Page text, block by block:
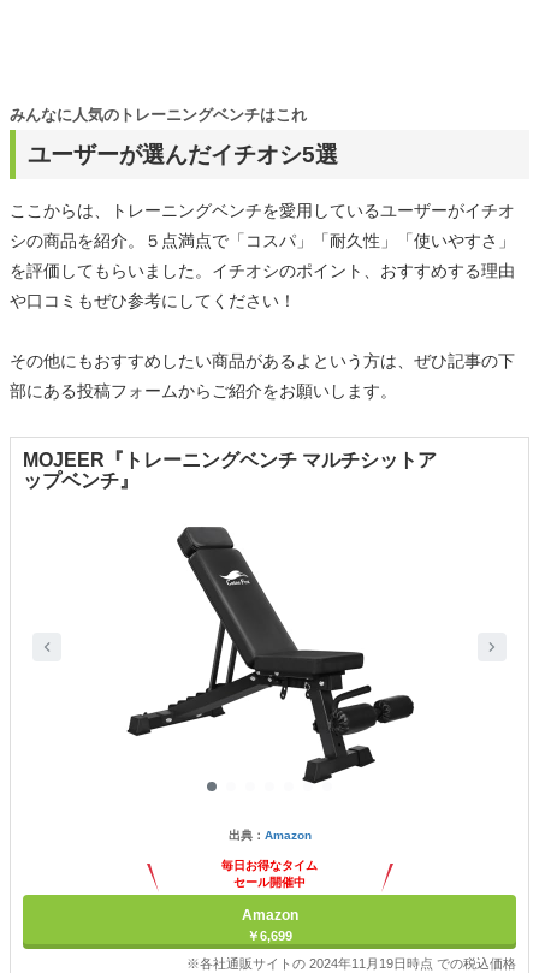
ユーザーが選んだイチオシ5選
みんなに人気のトレーニングベンチはこれ
ここからは、トレーニングベンチを愛用しているユーザーがイチオ
シの商品を紹介。５点満点で「コスパ」「耐久性」「使いやすさ」
を評価してもらいました。イチオシのポイント、おすすめする理由
や口コミもぜひ参考にしてください！
その他にもおすすめしたい商品があるよという方は、ぜひ記事の下
部にある投稿フォームからご紹介をお願いします。
MOJEER『トレーニングベンチ マルチシットア
ップベンチ』
出典： Amazon
毎日お得なタイム
セール開催中
Amazon
￥6,699
※各社通販サイトの 2024年11月19日時点 での税込価格